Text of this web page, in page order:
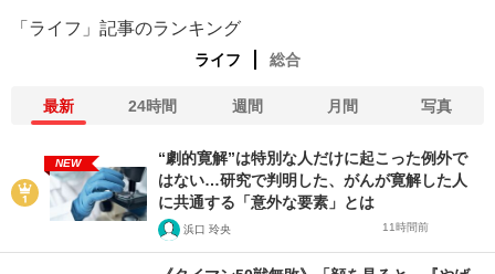
「ライフ」記事のランキング
ライフ 総合
最新 24時間 週間 月間 写真
NEW
“劇的寛解”は特別な人だけに起こった例外で
はない…研究で判明した、がんが寛解した人
に共通する「意外な要素」とは
浜口 玲央 11時間前